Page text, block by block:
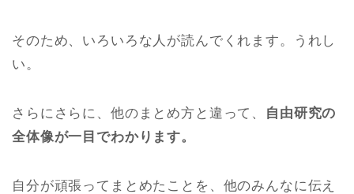
そのため、いろいろな人が読んでくれます。うれし
い。
さらにさらに、他のまとめ方と違って、 自由研究の
全体像が一目でわかります。
自分が頑張ってまとめたことを、他のみんなに伝え